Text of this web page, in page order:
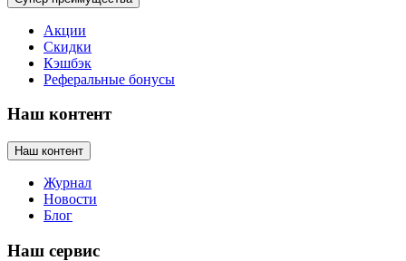
Акции
Скидки
Кэшбэк
Реферальные бонусы
Наш контент
Наш контент
Журнал
Новости
Блог
Наш сервис